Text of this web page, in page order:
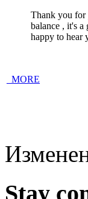
Thank you for
balance , it's a
happy to hear
_MORE
Stay